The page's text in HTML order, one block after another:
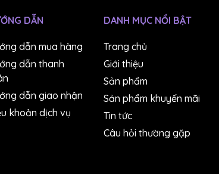
DẪN
dẫn mua hàng
dẫn thanh
dẫn giao nhận
khoản dịch vụ
DANH MỤC NỔI BẬT
Trang chủ
Giới thiệu
Sản phẩm
Sản phẩm khuyến mãi
Tin tức
Câu hỏi thường gặp